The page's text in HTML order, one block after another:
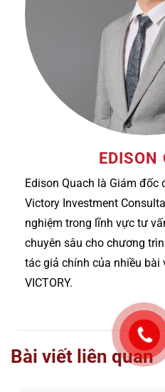
EDISON
Edison Quach là Giám đốc
Victory Investment
nghiệm trong lĩnh vực tư
chuyên sâu cho chương
tác giả chính của nhiều bài
VICTORY.
Bài viết liên quan